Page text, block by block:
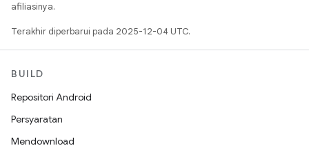
afiliasinya.
Terakhir diperbarui pada 2025-12-04 UTC.
BUILD
Repositori Android
Persyaratan
Mendownload